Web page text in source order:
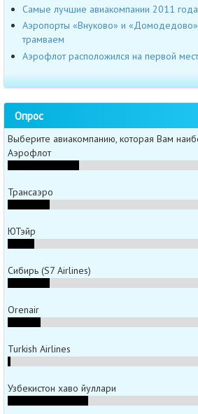
Самые лучшие авиакомпании 2011
Аэропорты «Внуково» и «Домодедово»
трамваем
Аэрофлот расположился на первой
Опрос
Выберите авиакомпанию, которая Вам
Аэрофлот
Трансаэро
ЮТэйр
Сибирь (S7 Airlines)
Orenair
Turkish Airlines
Узбекистон хаво йуллари